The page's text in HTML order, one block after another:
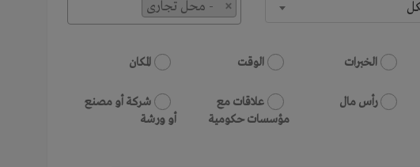
×
- محل تجارى
الخبرات الوقت المكان
رأس مال
علاقات مع
مؤسسات حكومية
شركة أو مصنع
أو ورشة